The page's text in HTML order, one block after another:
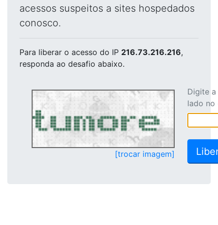
acessos suspeitos a sites hospedados
conosco.
Para liberar o acesso do IP 216.73.216.216,
responda ao desafio abaixo.
[trocar imagem]
Digite
lado no